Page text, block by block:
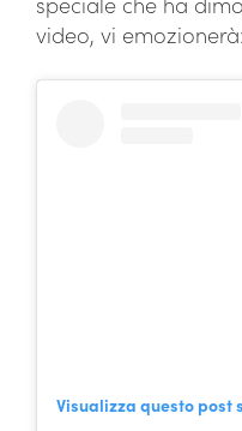
video, vi emozionerà:
Visualizza questo post